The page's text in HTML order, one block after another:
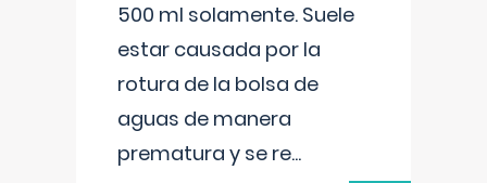
500 ml solamente. Suele
estar causada por la
rotura de la bolsa de
aguas de manera
prematura y se re...